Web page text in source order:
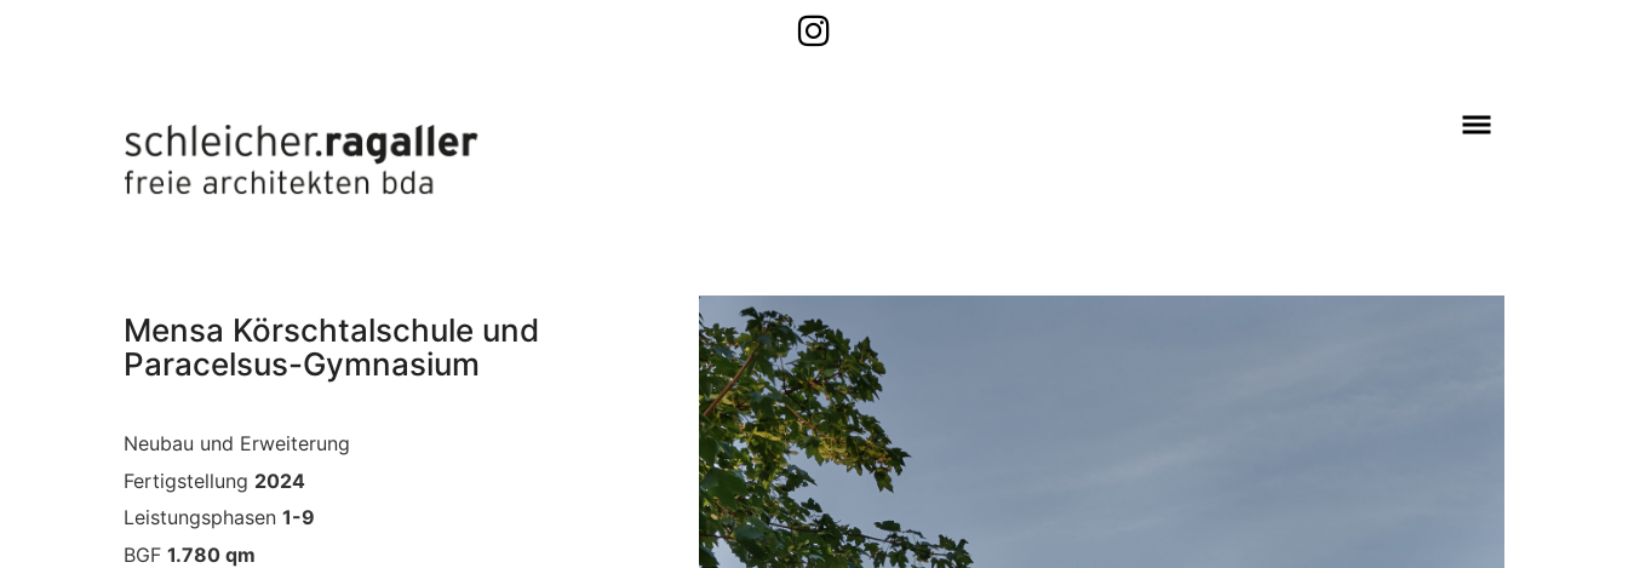
Mensa Körschtalschule und
Paracelsus-Gymnasium
Neubau und Erweiterung
Fertigstellung 2024
Leistungsphasen 1-9
BGF 1.780 qm